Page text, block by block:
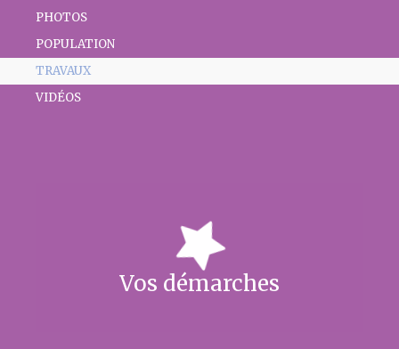
PHOTOS
POPULATION
TRAVAUX
VIDÉOS
Vos démarches